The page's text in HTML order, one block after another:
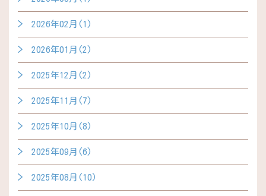
2026年02月(1)
2026年01月(2)
2025年12月(2)
2025年11月(7)
2025年10月(8)
2025年09月(6)
2025年08月(10)